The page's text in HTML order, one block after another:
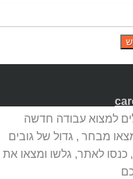
למצוא עבודה חדשה
מבחר , גדול של גובים
כנסו לאתר, גלשו ומצאו את